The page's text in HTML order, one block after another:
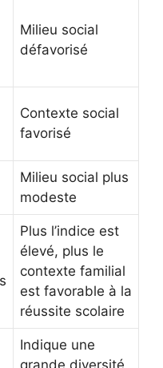
Milieu social
défavorisé
Contexte social
favorisé
Milieu social plus
modeste
Plus l’indice est
élevé, plus le
contexte familial
est favorable à la
réussite scolaire
Indique une
grande diversité